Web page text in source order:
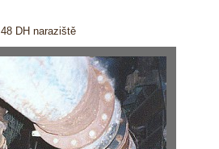
48 DH naraziště